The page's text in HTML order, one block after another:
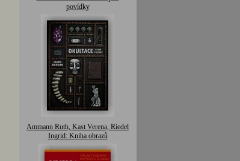
povídky
Ammann Ruth, Kast Verena, Riedel
Ingrid: Kniha obrazů